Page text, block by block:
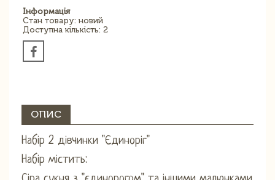
Інформація
Стан товару: новий
Доступна кількість: 2
ОПИС
Набір 2 дівчинки "Єдиноріг"
Набір містить: